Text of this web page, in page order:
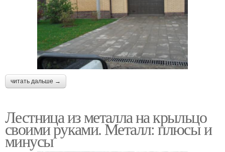
читать дальше →
Лестница из металла на крыльцо
своими руками. Металл: плюсы и
минусы